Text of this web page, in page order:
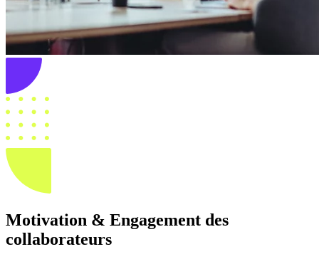
Motivation & Engagement des
collaborateurs